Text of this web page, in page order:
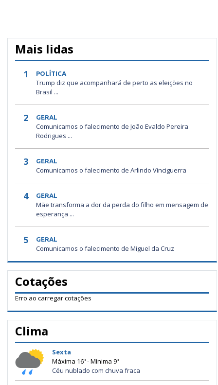
Mais lidas
1 POLÍTICA
Trump diz que acompanhará de perto as eleições no
Brasil ...
2 GERAL
Comunicamos o falecimento de João Evaldo Pereira
Rodrigues ...
3 GERAL
Comunicamos o falecimento de Arlindo Vinciguerra
4 GERAL
Mãe transforma a dor da perda do filho em mensagem de
esperança ...
5 GERAL
Comunicamos o falecimento de Miguel da Cruz
Cotações
Erro ao carregar cotações
Clima
Sexta
Máxima 16º - Mínima 9º
Céu nublado com chuva fraca